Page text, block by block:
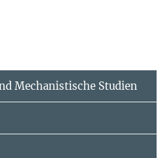
Mechanistische Studien